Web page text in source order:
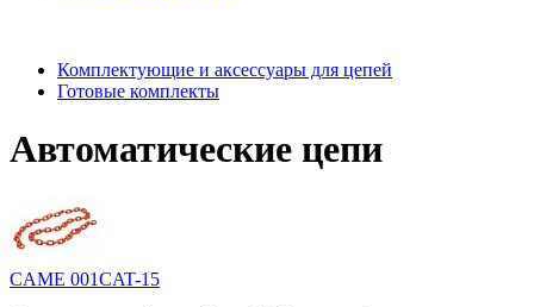
Комплектующие и аксессуары для цепей
Готовые комплекты
Автоматические цепи
CAME 001CAT-15